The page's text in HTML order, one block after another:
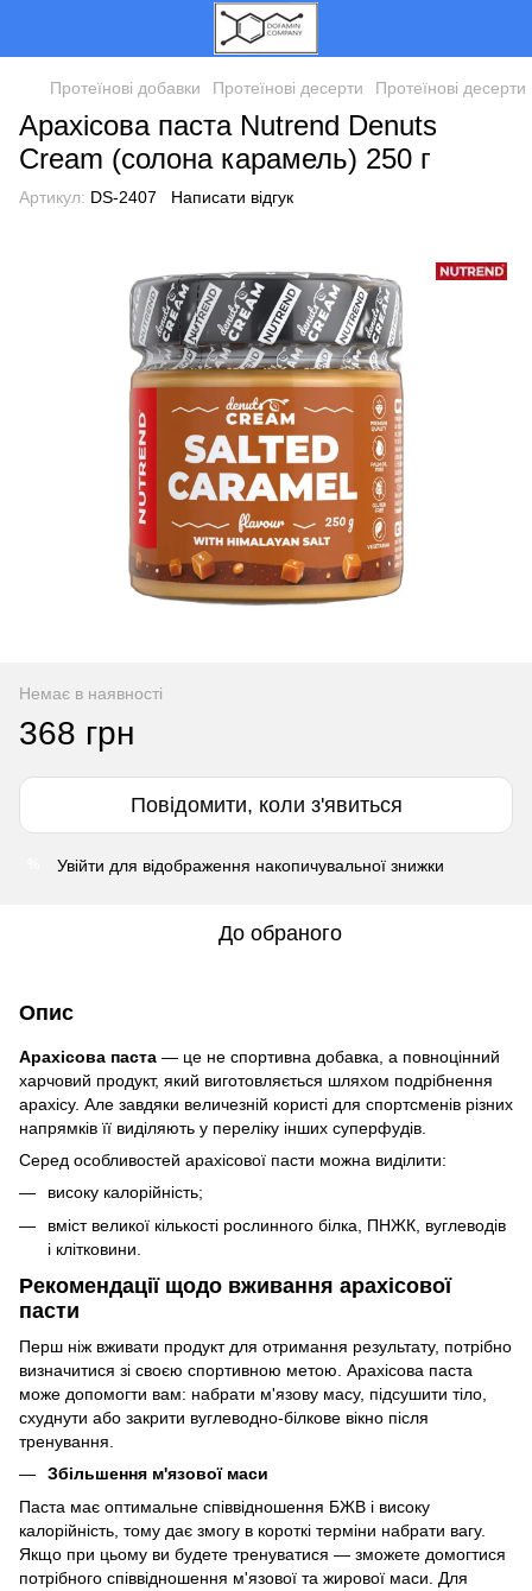
Протеїнові добавки Протеїнові десерти Протеїнові
Арахісова паста Nutrend Denuts
Cream (солона карамель) 250 г
Артикул: DS-2407 Написати відгук
Немає в наявності
368 грн
Повідомити, коли з'явиться
Увійти для відображення накопичувальної знижки
До обраного
Опис
Арахісова паста — це не спортивна добавка, а повноцінний
харчовий продукт, який виготовляється шляхом подрібнення
арахісу. Але завдяки величезній користі для спортсменів різних
напрямків її виділяють у переліку інших суперфудів.
Серед особливостей арахісової пасти можна виділити:
високу калорійність;
вміст великої кількості рослинного білка, ПНЖК, вуглеводів
і клітковини.
Рекомендації щодо вживання арахісової
пасти
Перш ніж вживати продукт для отримання результату, потрібно
визначитися зі своєю спортивною метою. Арахісова паста
може допомогти вам: набрати м'язову масу, підсушити тіло,
схуднути або закрити вуглеводно-білкове вікно після
тренування.
Збільшення м'язової маси
Паста має оптимальне співвідношення БЖВ і високу
калорійність, тому дає змогу в короткі терміни набрати вагу.
Якщо при цьому ви будете тренуватися — зможете домогтися
потрібного співвідношення м'язової та жирової маси. Для